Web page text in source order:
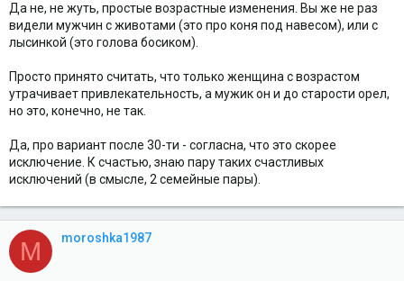
Да не, не жуть, простые возрастные изменения. Вы же не раз
видели мужчин с животами (это про коня под навесом), или с
лысинкой (это голова босиком).
Просто принято считать, что только женщина с возрастом
утрачивает привлекательность, а мужик он и до старости орел,
но это, конечно, не так.
Да, про вариант после 30-ти - согласна, что это скорее
исключение. К счастью, знаю пару таких счастливых
исключений (в смысле, 2 семейные пары).
M moroshka1987